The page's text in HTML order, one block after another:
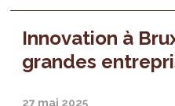
Innovation à
grandes
27 mai 2025